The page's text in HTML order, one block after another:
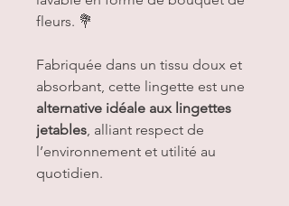
fleurs. 💐
Fabriquée dans un tissu doux et
absorbant, cette lingette est une
alternative idéale aux lingettes
jetables, alliant respect de
l’environnement et utilité au
quotidien.